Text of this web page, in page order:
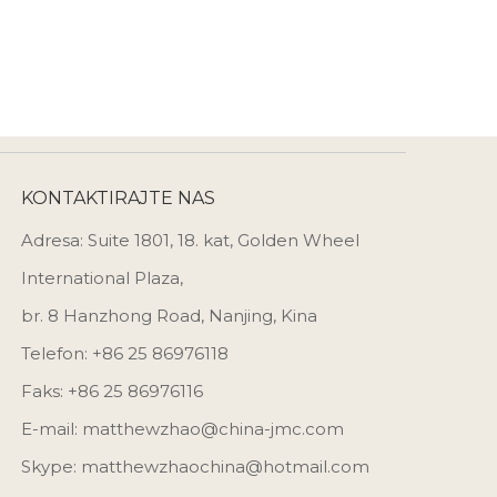
KONTAKTIRAJTE NAS
Adresa: Suite 1801, 18. kat, Golden Wheel
International Plaza,
br. 8 Hanzhong Road, Nanjing, Kina
Telefon: +86 25 86976118
Faks: +86 25 86976116
E-mail: matthewzhao@china-jmc.com
Skype: matthewzhaochina@hotmail.com